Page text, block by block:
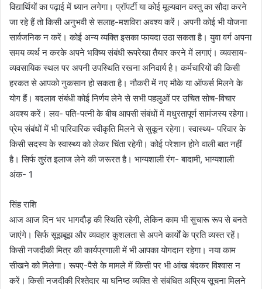
विद्यार्थियों का पढ़ाई में ध्यान लगेगा। प्रॉपर्टी या कोई मूल्यवान वस्तु का सौदा करने
जा रहे हैं तो किसी अनुभवी से सलाह-मशविरा अवश्य करें। अपनी कोई भी योजना
सार्वजनिक न करें। कोई अन्य व्यक्ति इसका फायदा उठा सकता है। युवा वर्ग अपना
समय व्यर्थ न करके अपने भविष्य संबंधी रूपरेखा तैयार करने में लगाएं। व्यवसाय-
व्यवसायिक स्थल पर अपनी उपस्थिति रखना अनिवार्य है। कर्मचारियों की किसी
हरकत से आपको नुकसान हो सकता है। नौकरी में नए मौके या ऑफर्स मिलने के
योग हैं। बदलाव संबंधी कोई निर्णय लेने से सभी पहलुओं पर उचित सोच-विचार
अवश्य करें। लव- पति-पत्नी के बीच आपसी संबंधों में मधुरतापूर्ण सामंजस्य रहेगा।
प्रेम संबंधों में भी पारिवारिक स्वीकृति मिलने से सुकून रहेगा। स्वास्थ्य- परिवार के
किसी सदस्य के स्वास्थ्य को लेकर चिंता रहेगी। कोई परेशान होने वाली बात नहीं
है। सिर्फ तुरंत इलाज लेने की जरूरत है। भाग्यशाली रंग- बादामी, भाग्यशाली
अंक- 1
सिंह राशि
आज आज दिन भर भागदौड़ की स्थिति रहेगी, लेकिन काम भी सुचारू रूप से बनते
जाएंगे। सिर्फ सूझबूझ और व्यवहार कुशलता से अपने कार्यों के प्रति व्यस्त रहें।
किसी नजदीकी मित्र की कार्यप्रणाली में भी आपका योगदान रहेगा। नया काम
सीखने को मिलेगा। रूपए-पैसे के मामले में किसी पर भी आंख बंदकर विश्वास न
करें। किसी नजदीकी रिश्तेदार या घनिष्ठ व्यक्ति से संबंधित अप्रिय सूचना मिलने